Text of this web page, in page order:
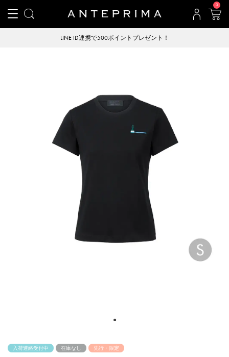
0
LINE ID連携で500ポイントプレゼント！
入荷連絡受付中 在庫なし 先行・限定